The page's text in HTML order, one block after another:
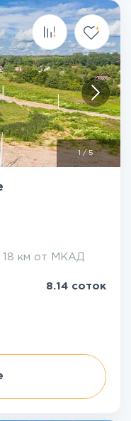
/ 5
18 км от МКАД
8.14 соток